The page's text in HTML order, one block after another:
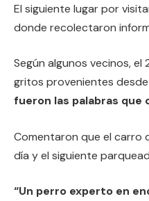
El siguiente lugar por
donde recolectaron
Según algunos vecinos, el
gritos provenientes desde
fueron las palabras que
Comentaron que el carro
día y el siguiente
“Un perro experto en